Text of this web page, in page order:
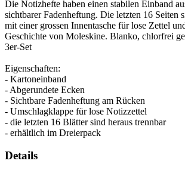
Die Notizhefte haben einen stabilen Einband
sichtbarer Fadenheftung. Die letzten 16 Seiten
mit einer grossen Innentasche für lose Zettel
Geschichte von Moleskine. Blanko, chlorfrei
3er-Set
Eigenschaften:
- Kartoneinband
- Abgerundete Ecken
- Sichtbare Fadenheftung am Rücken
- Umschlagklappe für lose Notizzettel
- die letzten 16 Blätter sind heraus trennbar
- erhältlich im Dreierpack
Details